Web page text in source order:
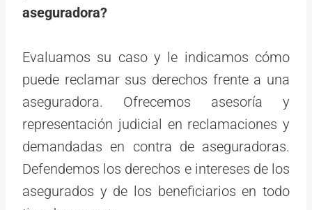
aseguradora?
Evaluamos su caso y le indicamos cómo
puede reclamar sus derechos frente a una
aseguradora. Ofrecemos asesoría y
representación judicial en reclamaciones y
demandadas en contra de aseguradoras.
Defendemos los derechos e intereses de los
asegurados y de los beneficiarios en todo